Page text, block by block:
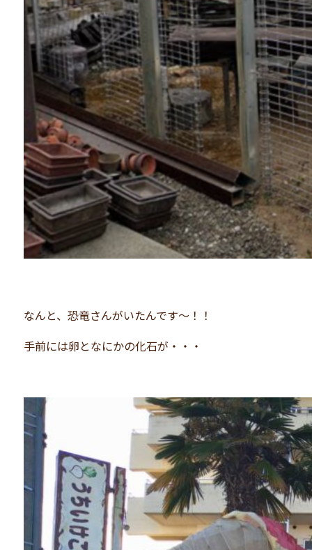
なんと、恐竜さんがいたんです～！！
手前には卵となにかの化石が・・・